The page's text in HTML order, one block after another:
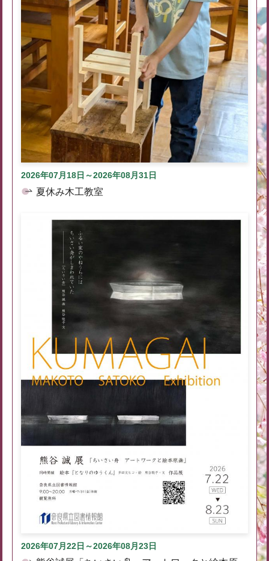
2026年07月18日～2026年08月31日
夏休み木工教室
2026年07月22日～2026年08月23日